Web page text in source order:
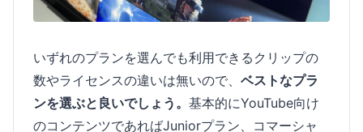
いずれのプランを選んでも利用できるクリップの
数やライセンスの違いは無いので、 ベストなプラ
ンを選ぶと良いでしょう。 基本的にYouTube向け
のコンテンツであればJuniorプラン、コマーシャ